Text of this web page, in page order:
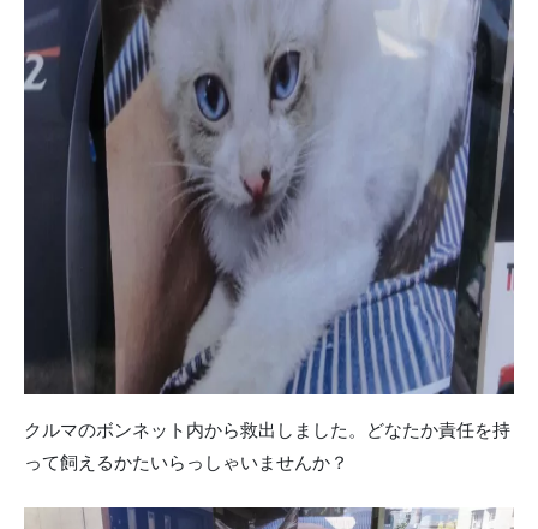
クルマのボンネット内から救出しました。どなたか責任を持
って飼えるかたいらっしゃいませんか？